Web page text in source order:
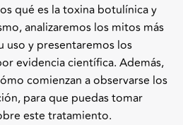
qué es la toxina botulínica y
analizaremos los mitos más
uso y presentaremos los
evidencia científica. Además,
comienzan a observarse los
para que puedas tomar
este tratamiento.